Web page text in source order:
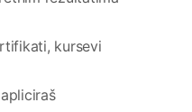
kursevi